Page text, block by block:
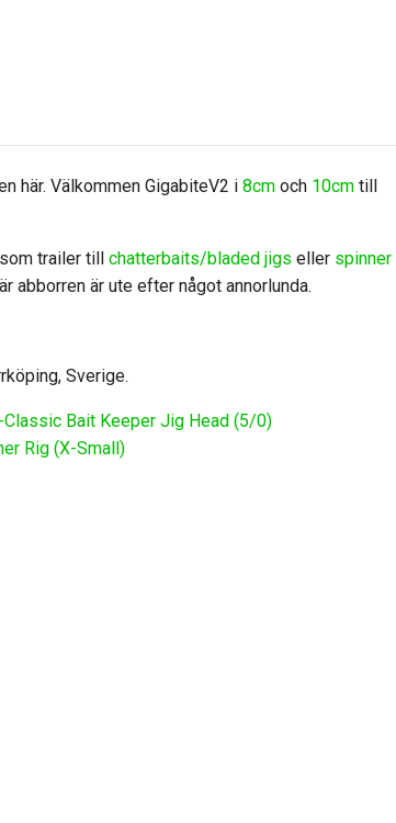
här. Välkommen GigabiteV2 i 8cm och 10cm till
trailer till chatterbaits/bladed jigs eller spinner
abborren är ute efter något annorlunda.
Sverige.
Classic Bait Keeper Jig Head (5/0)
Rig (X-Small)